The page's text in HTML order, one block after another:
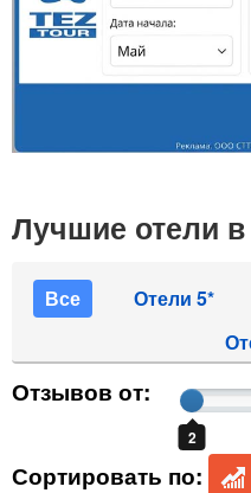
Лучшие отели
Все Отели 5*
Отзывов от:
2
Сортировать по: